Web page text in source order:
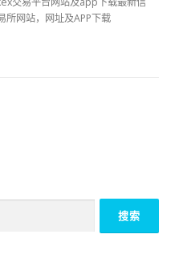
所网站，网址及APP下载